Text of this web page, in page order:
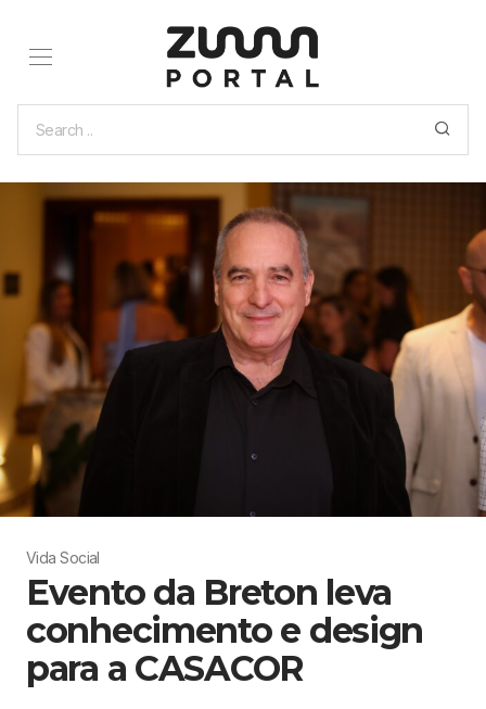
Vida Social
Evento da Breton leva
conhecimento e design
para a CASACOR